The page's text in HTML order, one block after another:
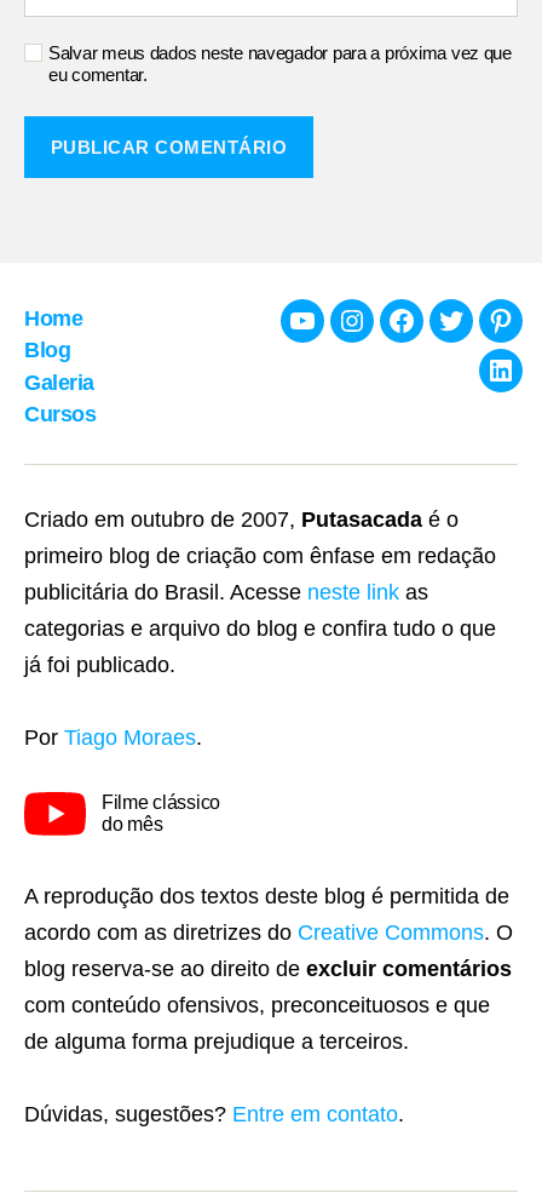
Salvar meus dados neste navegador para a próxima vez que
eu comentar.
Home
Blog
Galeria
Cursos
YoutubeInstagramFacebook
Twitter
Criado em outubro de 2007, Putasacada é o
primeiro blog de criação com ênfase em redação
publicitária do Brasil. Acesse neste link as
categorias e arquivo do blog e confira tudo o que
já foi publicado.
Por Tiago Moraes.
Filme clássico
do mês
A reprodução dos textos deste blog é permitida de
acordo com as diretrizes do Creative Commons. O
blog reserva-se ao direito de excluir comentários
com conteúdo ofensivos, preconceituosos e que
de alguma forma prejudique a terceiros.
Dúvidas, sugestões? Entre em contato.